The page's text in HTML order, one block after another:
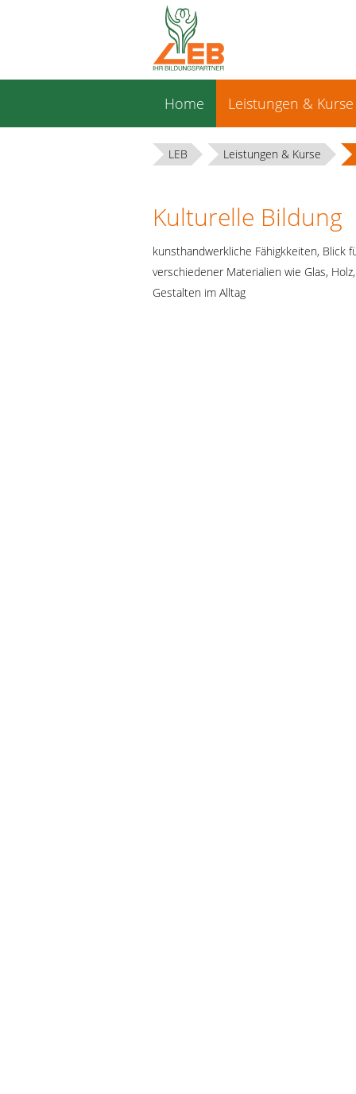
überspringen
Home Leistungen & Kurse
LEB Leistungen & Kurse
Kulturelle Bildung
kunsthandwerkliche Fähigkkeiten, Blick
verschiedener Materialien wie Glas,
Gestalten im Alltag